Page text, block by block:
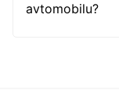
avtomobilu?